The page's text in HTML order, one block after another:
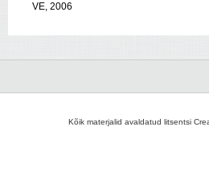
VE, 2006
Kõik materjalid avaldatud litsentsi